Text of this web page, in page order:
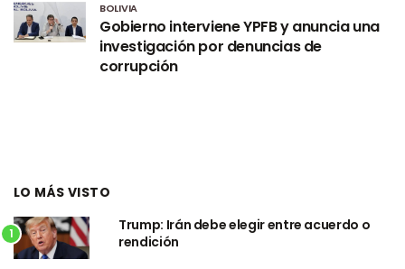
BOLIVIA
Gobierno interviene YPFB y anuncia una
investigación por denuncias de
corrupción
LO MÁS VISTO
1
Trump: Irán debe elegir entre acuerdo o
rendición